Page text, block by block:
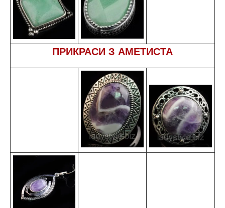
ПРИКРАСИ З АМЕТИСТА